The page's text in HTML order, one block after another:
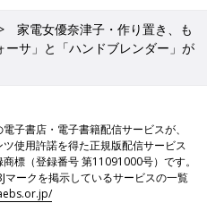
家電女優奈津子・作り置き、も
サ」と「ハンドブレンダー」が
子書店・電子書籍配信サービスが、
使用許諾を得た正規版配信サービス
標（登録番号 第11091000号）です。
マークを掲示しているサービスの一覧